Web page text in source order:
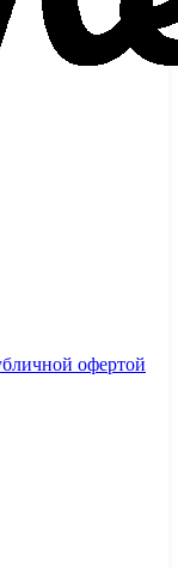
офертой